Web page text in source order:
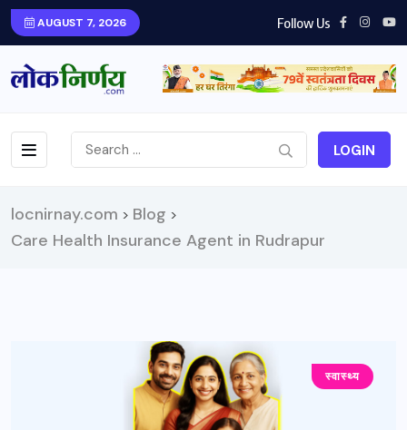
AUGUST 7, 2026 Follow Us
LOGIN
locnirnay.com > Blog >
Care Health Insurance Agent in Rudrapur
स्वास्थ्य